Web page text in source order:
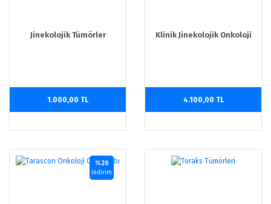
Jinekolojik Tümörler
1.000,00 TL
Klinik Jinekolojik Onkoloji
4.100,00 TL
%20
indirim